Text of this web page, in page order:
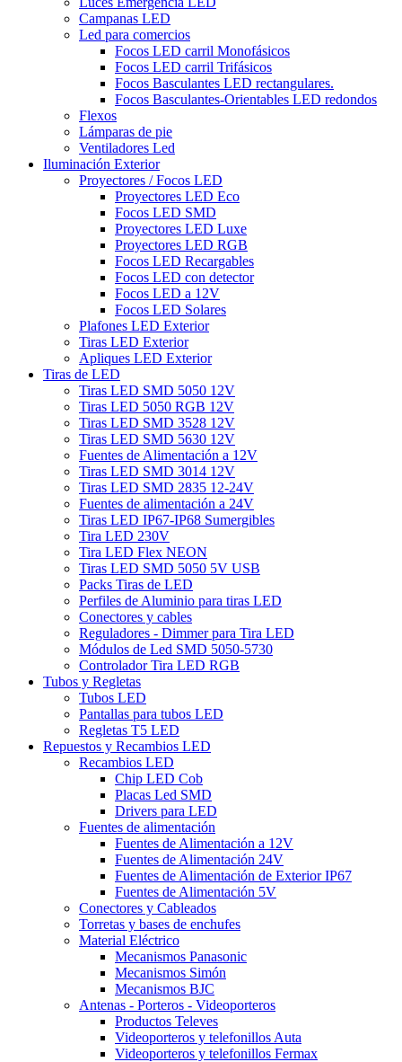
Campanas LED
Led para comercios
Focos LED carril Monofásicos
Focos LED carril Trifásicos
Focos Basculantes LED rectangulares.
Focos Basculantes-Orientables LED redondos
Flexos
Lámparas de pie
Ventiladores Led
Iluminación Exterior
Proyectores / Focos LED
Proyectores LED Eco
Focos LED SMD
Proyectores LED Luxe
Proyectores LED RGB
Focos LED Recargables
Focos LED con detector
Focos LED a 12V
Focos LED Solares
Plafones LED Exterior
Tiras LED Exterior
Apliques LED Exterior
Tiras de LED
Tiras LED SMD 5050 12V
Tiras LED 5050 RGB 12V
Tiras LED SMD 3528 12V
Tiras LED SMD 5630 12V
Fuentes de Alimentación a 12V
Tiras LED SMD 3014 12V
Tiras LED SMD 2835 12-24V
Fuentes de alimentación a 24V
Tiras LED IP67-IP68 Sumergibles
Tira LED 230V
Tira LED Flex NEON
Tiras LED SMD 5050 5V USB
Packs Tiras de LED
Perfiles de Aluminio para tiras LED
Conectores y cables
Reguladores - Dimmer para Tira LED
Módulos de Led SMD 5050-5730
Controlador Tira LED RGB
Tubos y Regletas
Tubos LED
Pantallas para tubos LED
Regletas T5 LED
Repuestos y Recambios LED
Recambios LED
Chip LED Cob
Placas Led SMD
Drivers para LED
Fuentes de alimentación
Fuentes de Alimentación a 12V
Fuentes de Alimentación 24V
Fuentes de Alimentación de Exterior IP67
Fuentes de Alimentación 5V
Conectores y Cableados
Torretas y bases de enchufes
Material Eléctrico
Mecanismos Panasonic
Mecanismos Simón
Mecanismos BJC
Antenas - Porteros - Videoporteros
Productos Televes
Videoporteros y telefonillos Auta
Videoporteros y telefonillos Fermax